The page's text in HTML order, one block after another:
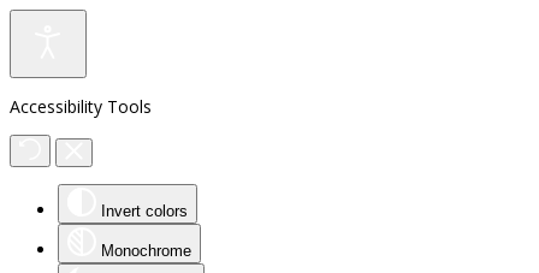
Accessibility Tools
Invert colors
Monochrome